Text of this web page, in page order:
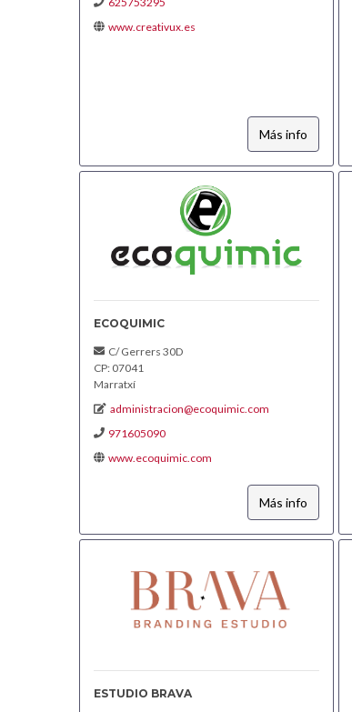
www.creativux.es
Más info
ECOQUIMIC
C/ Gerrers 30D
CP: 07041
Marratxí
administracion@ecoquimic.com
971605090
www.ecoquimic.com
Más info
ESTUDIO BRAVA